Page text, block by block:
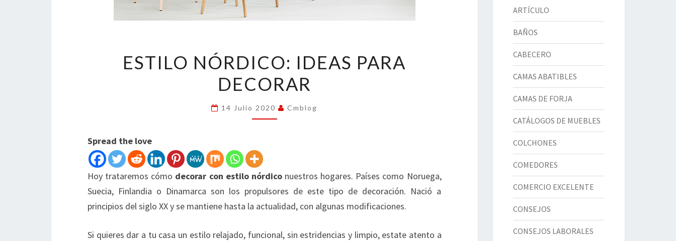
NÓRDICO:
IDEAS
PARA
DECORAR
ESTILO NÓRDICO: IDEAS PARA
DECORAR
14 Julio 2020 Cmblog
Spread the love
Hoy trataremos cómo decorar con estilo nórdiconuestros hogares. Países como Noruega,
Suecia, Finlandia o Dinamarca son los propulsores de este tipo de decoración. Nació a
principios del siglo XX y se mantiene hasta la actualidad, con algunas modificaciones.
Si quieres dar a tu casa un estilo relajado, funcional, sin estridencias y limpio, estate atento a
ARTÍCULO
BAÑOS
CABECERO
CAMAS ABATIBLES
CAMAS DE FORJA
CATÁLOGOS DE MUEBLES
COLCHONES
COMEDORES
COMERCIO EXCELENTE
CONSEJOS
CONSEJOS LABORALES